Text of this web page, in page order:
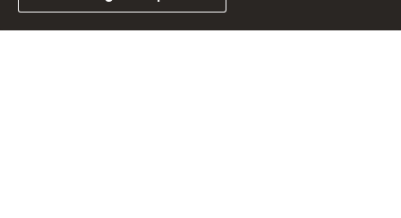
Link zum Landesportal